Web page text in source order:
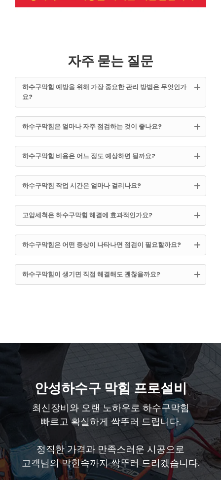
자주 묻는 질문
하수구막힘 예방을 위해 가장 중요한 관리 방법은 무엇인가
요?
하수구막힘은 얼마나 자주 점검하는 것이 좋나요?
하수구막힘 비용은 어느 정도 예상하면 될까요?
하수구막힘 작업 시간은 얼마나 걸리나요?
고압세척은 하수구막힘 해결에 효과적인가요?
하수구막힘은 어떤 증상이 나타나면 점검이 필요할까요?
하수구막힘이 생기면 직접 해결해도 괜찮을까요?
안성하수구 막힘 프로설비
최신장비와 오랜 노하우로 하수구막힘
빠르고 확실하게 싹뚜러 드립니다.
정직한 가격과 만족스러운 시공으로
고객님의 막힌속까지 싹뚜러 드리겠습니다.